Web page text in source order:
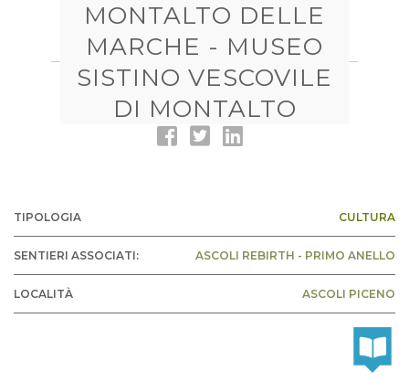
MONTALTO DELLE
MARCHE - MUSEO
SISTINO VESCOVILE
DI MONTALTO
TIPOLOGIA CULTURA
SENTIERI ASSOCIATI: ASCOLI REBIRTH - PRIMO ANELLO
LOCALITÀ ASCOLI PICENO